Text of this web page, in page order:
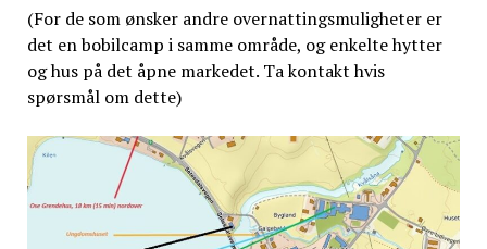
(For de som ønsker andre overnattingsmuligheter er
det en bobilcamp i samme område, og enkelte hytter
og hus på det åpne markedet. Ta kontakt hvis
spørsmål om dette)